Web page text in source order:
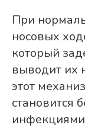
При
носовых
который
выводит их
этот
становится